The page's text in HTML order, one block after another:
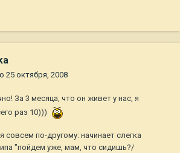
25 октября, 2008
За 3 месяца, что он живет у нас, я
раз 10)))
совсем по-другому: начинает слегка
"пойдем уже, мам, что сидишь?/